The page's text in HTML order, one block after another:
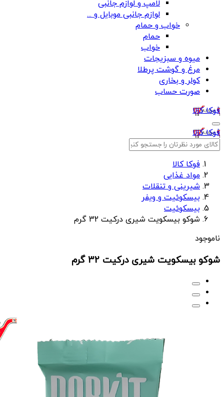
لامپ و لوازم جانبی
لوازم جانبی موبایل و ...
خواب و حمام
حمام
خواب
میوه و سبزیجات
مرغ و گوشت پرطلا
کولر و بخاری
صورت حساب
فوکا کالا
فوکا کالا
فوکا کالا
مواد غذایی
شیرینی و تنقلات
بیسکوئیت و ویفر
بیسکوئیت
شوکو بیسکویت شیری درکیت 32 گرم
ناموجود
شوکو بیسکویت شیری درکیت 32 گرم